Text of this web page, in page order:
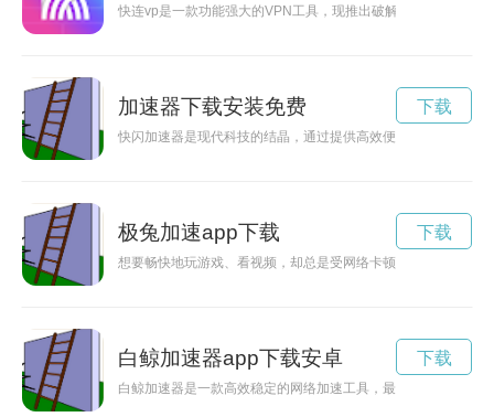
快连vp是一款功能强大的VPN工具，现推出破解版7.1.9免费版
加速器下载安装免费
快闪加速器是现代科技的结晶，通过提供高效便捷的服务，让
下载
极兔加速app下载
想要畅快地玩游戏、看视频，却总是受网络卡顿的困扰？没关
下载
白鲸加速器app下载安卓
白鲸加速器是一款高效稳定的网络加速工具，最新版更加优化
下载